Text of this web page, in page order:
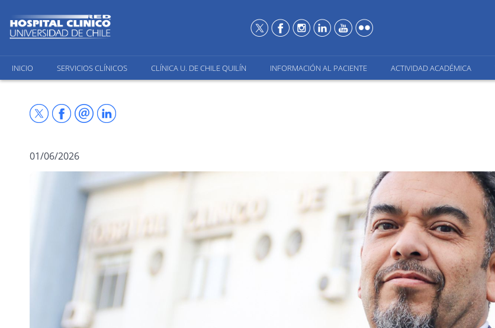
INICIO SERVICIOS CLÍNICOS CLÍNICA U. DE CHILE QUILÍN INFORMACIÓN AL PACIENTE ACTIVIDAD ACADÉMICA
01/06/2026